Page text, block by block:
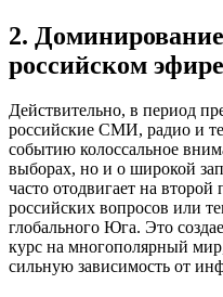
2.
российском эфире
Действительно, в период
российские СМИ, радио и
событию колоссальное
выборах, но и о широкой
часто отодвигает на
российских вопросов или
глобального Юга. Это
курс на многополярный
сильную зависимость от